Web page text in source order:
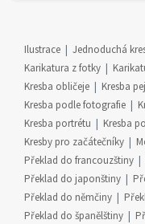
Ilustrace Jednoduchá
Karikatura z fotky
Kresba obličeje
Kresba
Kresba podle fotografie
Kresba portrétu
Kresba
Kresby pro začátečníky
Překlad do francouzštiny
Překlad do japonštiny
Překlad do němčiny
Překlad do španělštiny